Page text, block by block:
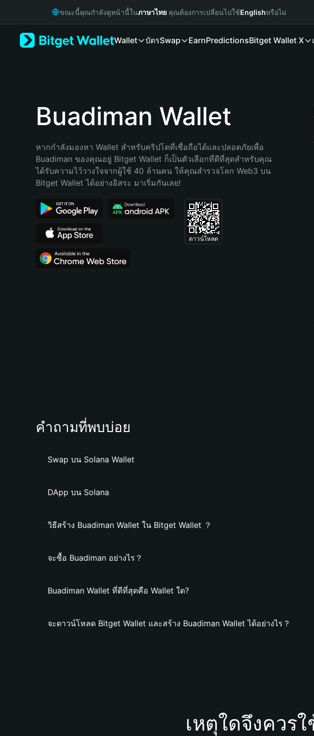
Русский
Bahasa Indonesia
Português (Brasil)
ขณะนี้คุณกำลังดูหน้านี้ในภาษาไทย คุณต้องการเปลี่ยนไปใช้Englishหรือไม่
Wallet บัตรSwap EarnPredictionsBitget Wallet X
Buadiman Wallet
หากกำลังมองหา Wallet สำหรับคริปโตที่เชื่อถือได้และปลอดภัยเพื่อ
Buadiman ของคุณอยู่ Bitget Wallet ก็เป็นตัวเลือกที่ดีที่สุดสำหรับคุณ
ได้รับความไว้วางใจจากผู้ใช้ 40 ล้านคน ให้คุณสำรวจโลก Web3 บน
Bitget Wallet ได้อย่างอิสระ มาเริ่มกันเลย!
ดาวน์โหลด
คำถามที่พบบ่อย
Swap บน Solana Wallet
DApp บน Solana
วิธีสร้าง Buadiman Wallet ใน Bitget Wallet ？
จะซื้อ Buadiman อย่างไร？
Buadiman Wallet ที่ดีที่สุดคือ Wallet ใด?
จะดาวน์โหลด Bitget Wallet และสร้าง Buadiman Wallet ได้อย่างไร？
เหตุใดจึงควร